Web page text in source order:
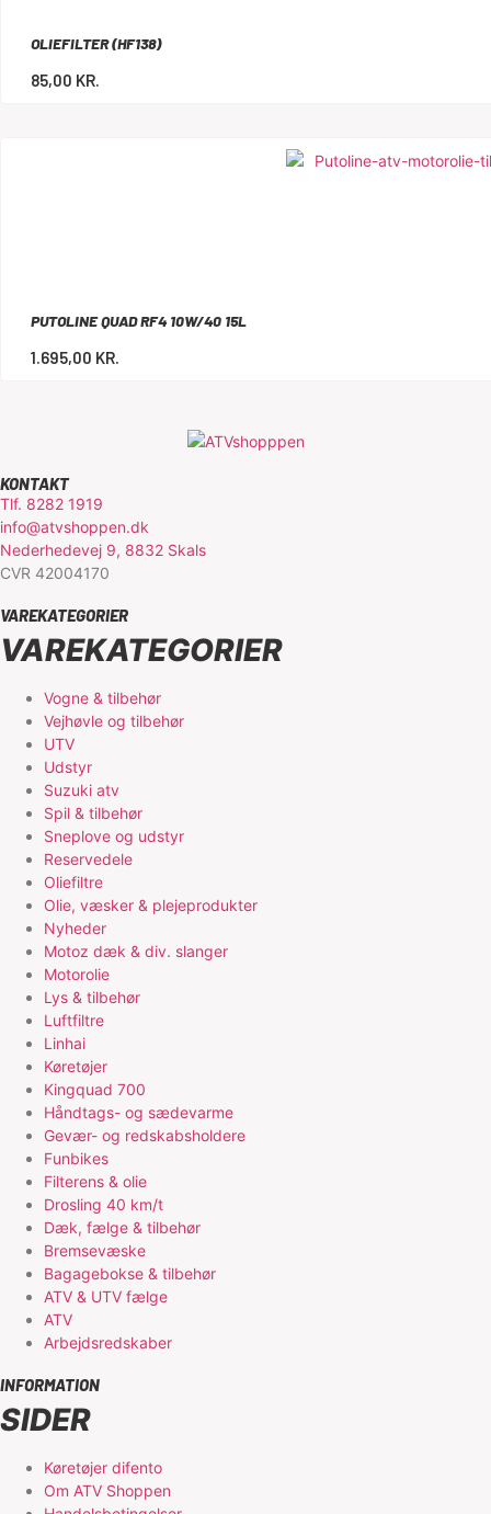
OLIEFILTER (HF138)
85,00 KR.
PUTOLINE QUAD RF4 10W/40 15L
1.695,00 KR.
KONTAKT
Tlf. 8282 1919
info@atvshoppen.dk
Nederhedevej 9, 8832 Skals
CVR 42004170
VAREKATEGORIER
VAREKATEGORIER
Vogne & tilbehør
Vejhøvle og tilbehør
UTV
Udstyr
Suzuki atv
Spil & tilbehør
Sneplove og udstyr
Reservedele
Oliefiltre
Olie, væsker & plejeprodukter
Nyheder
Motoz dæk & div. slanger
Motorolie
Lys & tilbehør
Luftfiltre
Linhai
Køretøjer
Kingquad 700
Håndtags- og sædevarme
Gevær- og redskabsholdere
Funbikes
Filterens & olie
Drosling 40 km/t
Dæk, fælge & tilbehør
Bremsevæske
Bagagebokse & tilbehør
ATV & UTV fælge
ATV
Arbejdsredskaber
INFORMATION
SIDER
Køretøjer difento
Om ATV Shoppen